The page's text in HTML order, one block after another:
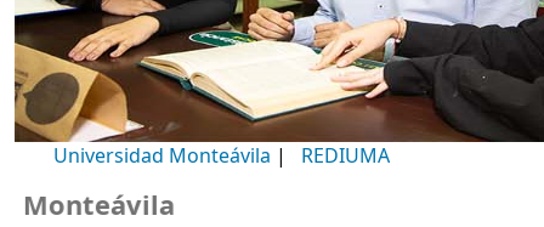
Universidad Monteávila | REDIUMA